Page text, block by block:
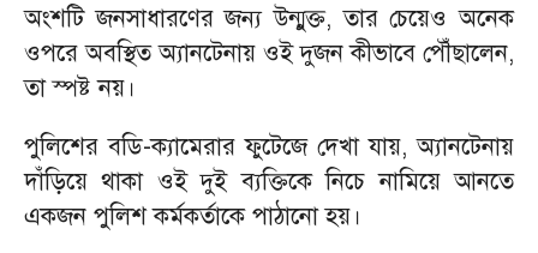
অংশটি জনসাধারণের জন্য উন্মুক্ত, তার চেয়েও অনেক
ওপরে অবস্থিত অ্যানটেনায় ওই দুজন কীভাবে পৌঁছালেন,
তা স্পষ্ট নয়।
পুলিশের বডি-ক্যামেরার ফুটেজে দেখা যায়, অ্যানটেনায়
দাঁড়িয়ে থাকা ওই দুই ব্যক্তিকে নিচে নামিয়ে আনতে
একজন পুলিশ কর্মকর্তাকে পাঠানো হয়।